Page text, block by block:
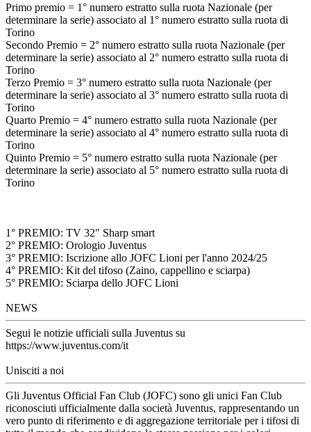
Primo premio = 1° numero estratto sulla ruota Nazionale (per
determinare la serie) associato al 1° numero estratto sulla ruota di
Torino
Secondo Premio = 2° numero estratto sulla ruota Nazionale (per
determinare la serie) associato al 2° numero estratto sulla ruota di
Torino
Terzo Premio = 3° numero estratto sulla ruota Nazionale (per
determinare la serie) associato al 3° numero estratto sulla ruota di
Torino
Quarto Premio = 4° numero estratto sulla ruota Nazionale (per
determinare la serie) associato al 4° numero estratto sulla ruota di
Torino
Quinto Premio = 5° numero estratto sulla ruota Nazionale (per
determinare la serie) associato al 5° numero estratto sulla ruota di
Torino
1° PREMIO: TV 32" Sharp smart
2° PREMIO: Orologio Juventus
3° PREMIO: Iscrizione allo JOFC Lioni per l'anno 2024/25
4° PREMIO: Kit del tifoso (Zaino, cappellino e sciarpa)
5° PREMIO: Sciarpa dello JOFC Lioni
NEWS
Segui le notizie ufficiali sulla Juventus su
https://www.juventus.com/it
Unisciti a noi
Gli Juventus Official Fan Club (JOFC) sono gli unici Fan Club
riconosciuti ufficialmente dalla società Juventus, rappresentando un
vero punto di riferimento e di aggregazione territoriale per i tifosi di